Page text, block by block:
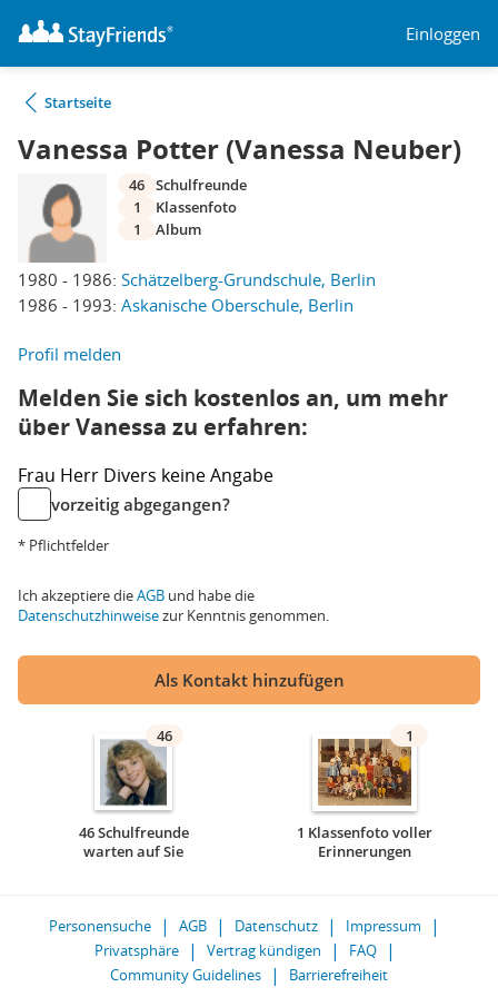
Einloggen
Startseite
Vanessa Potter (Vanessa Neuber)
1980 - 1986: Schätzelberg-Grundschule, Berlin
1986 - 1993: Askanische Oberschule, Berlin
46 Schulfreunde
1
Klassenfoto
1
Album
Profil melden
Melden Sie sich kostenlos an, um mehr
über Vanessa zu erfahren:
Frau Herr Divers keine Angabe
vorzeitig abgegangen?
* Pflichtfelder
Ich akzeptiere dieAGB und habe die
Datenschutzhinweisezur Kenntnis genommen.
Als Kontakt hinzufügen
46
46 Schulfreunde
warten auf Sie
1
1 Klassenfoto voller
Erinnerungen
Personensuche AGB Datenschutz
Impressum
Privatsphäre
Vertrag kündigen
FAQ
Community Guidelines
Barrierefreiheit